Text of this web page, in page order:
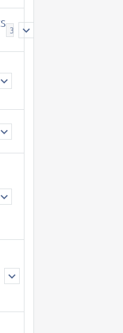
385